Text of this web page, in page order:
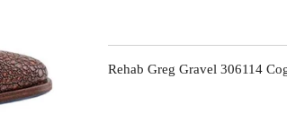
Rehab Greg Gravel 306114